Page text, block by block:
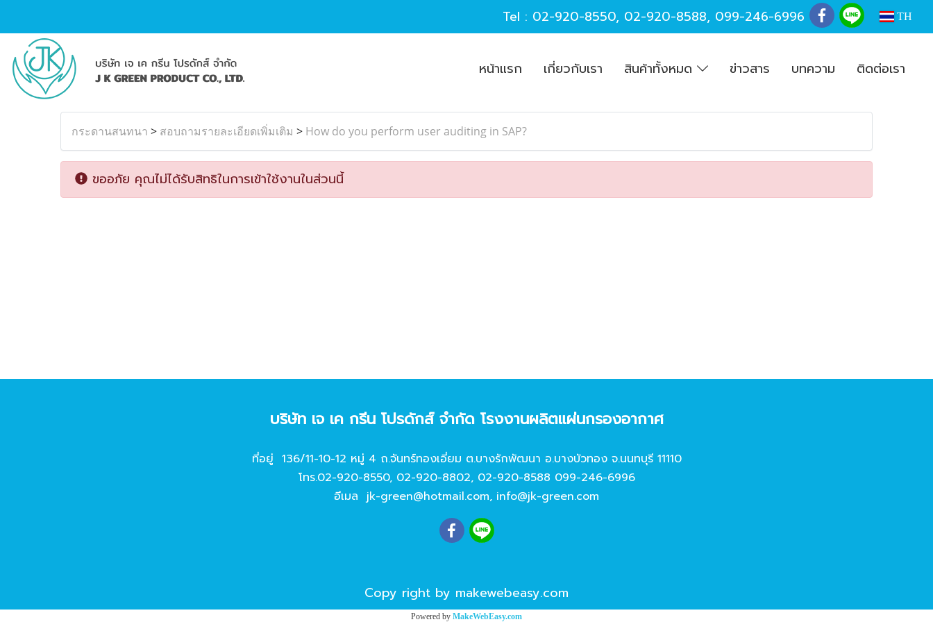
Tel : 02-920-8550, 02-920-8588, 099-246-6996 TH
หน้าแรก เกี่ยวกับเรา สินค้าทั้งหมด ข่าวสาร บทความ ติดต่อเรา
กระดานสนทนา > สอบถามรายละเอียดเพิ่มเติม > How do you perform user auditing in SAP?
ขออภัย คุณไม่ได้รับสิทธิในการเข้าใช้งานในส่วนนี้
บริษัท เจ เค กรีน โปรดักส์ จํากัด โรงงานผลิตแผ่นกรองอากาศ
ที่อยู่ 136/11-10-12 หมู่ 4 ถ.จันทร์ทองเอี่ยม ต.บางรักพัฒนา อ.บางบัวทอง จ.นนทบุรี 11110
โทร.02-920-8550, 02-920-8802, 02-920-8588 099-246-6996
อีเมล jk-green@hotmail.com, info@jk-green.com
Copy right by makewebeasy.com
Powered by MakeWebEasy.com